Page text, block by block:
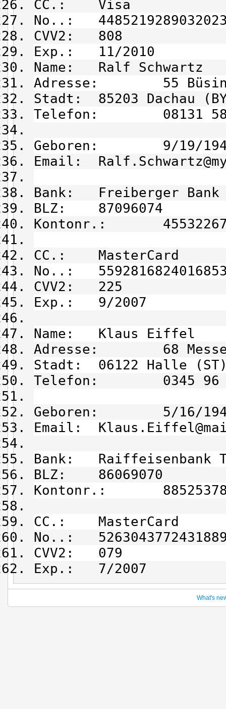
CC.: Visa
No..:
CVV2: 808
Exp.: 11/2010
Name: Ralf Schwartz
Adresse: 55
Stadt: 85203 Dachau
Telefon: 08131 58
Geboren: 9/19/
Email:
Bank: Freiberger Bank
BLZ: 87096074
Kontonr.:
CC.: MasterCard
No..:
CVV2: 225
Exp.: 9/2007
Name: Klaus Eiffel
Adresse: 68
Stadt: 06122 Halle
Telefon: 0345 96
Geboren: 5/16/
Email:
Bank: Raiffeisenbank
BLZ: 86069070
Kontonr.:
CC.: MasterCard
No..:
CVV2: 079
Exp.: 7/2007
What's